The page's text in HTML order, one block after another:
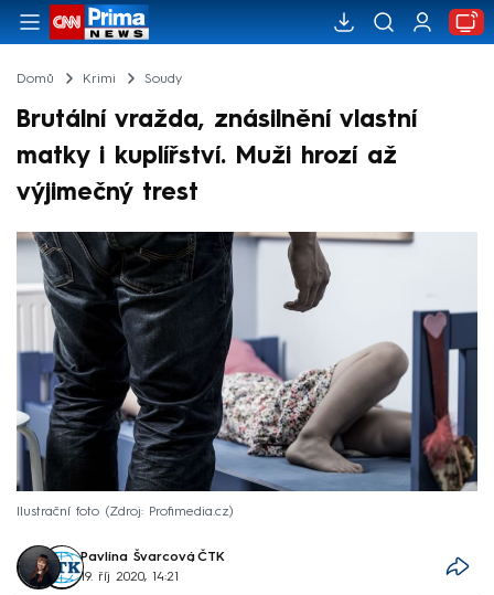
Domů Krimi Soudy
Brutální vražda, znásilnění vlastní
matky i kuplířství. Muži hrozí až
výjimečný trest
Ilustrační foto Zdroj: Profimedia.cz
Pavlína Švarcová, ČTK
19. říj 2020, 14:21